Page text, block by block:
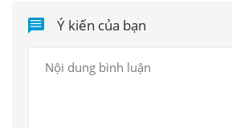
Ý kiến của bạn